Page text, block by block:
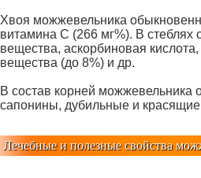
Хвоя можжевельника
витамина С (266 мг%). В стеблях
вещества, аскорбиновая
вещества (до 8%) и др.
В состав корней можжевельника
сапонины, дубильные и
Лечебные и полезные свойства